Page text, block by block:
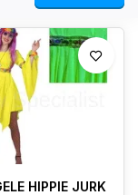
HIPPIE JURK